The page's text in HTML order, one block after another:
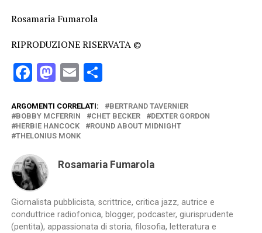
Rosamaria Fumarola
RIPRODUZIONE RISERVATA ©
Facebook
Mastodon
EmailCondividi
ARGOMENTI CORRELATI:
BERTRAND TAVERNIER
BOBBY MCFERRIN
CHET BECKER
DEXTER GORDON
HERBIE HANCOCK
ROUND ABOUT MIDNIGHT
THELONIUS MONK
Rosamaria Fumarola
Giornalista pubblicista, scrittrice, critica jazz, autrice e
conduttrice radiofonica, blogger, podcaster, giurisprudente
(pentita), appassionata di storia, filosofia, letteratura e